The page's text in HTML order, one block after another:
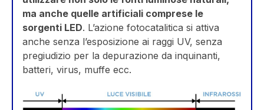
ma anche quelle artificiali comprese le
sorgenti LED. L’azione fotocatalitica si attiva
anche senza l’esposizione ai raggi UV, senza
pregiudizio per la depurazione da inquinanti,
batteri, virus, muffe ecc.